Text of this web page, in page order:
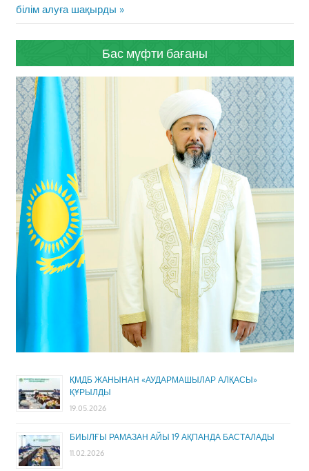
Post:
білім алуға шақырды
Бас мүфти бағаны
ҚМДБ ЖАНЫНАН «АУДАРМАШЫЛАР АЛҚАСЫ»
ҚҰРЫЛДЫ
19.05.2026
БИЫЛҒЫ РАМАЗАН АЙЫ 19 АҚПАНДА БАСТАЛАДЫ
11.02.2026